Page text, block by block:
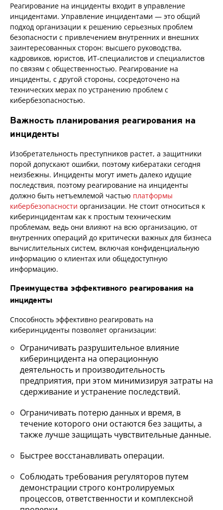
Реагирование на инциденты входит в управление
инцидентами. Управление инцидентами — это общий
подход организации к решению серьезных проблем
безопасности с привлечением внутренних и внешних
заинтересованных сторон: высшего руководства,
кадровиков, юристов, ИТ-специалистов и специалистов
по связям с общественностью. Реагирование на
инциденты, с другой стороны, сосредоточено на
технических мерах по устранению проблем с
кибербезопасностью.
Важность планирования реагирования на
инциденты
Изобретательность преступников растет, а защитники
порой допускают ошибки, поэтому кибератаки сегодня
неизбежны. Инциденты могут иметь далеко идущие
последствия, поэтому реагирование на инциденты
должно быть нетъемлемой частью платформы
кибербезопасности организации. Не стоит относиться к
киберинцидентам как к простым техническим
проблемам, ведь они влияют на всю организацию, от
внутренних операций до критически важных для бизнеса
вычислительных систем, включая конфиденциальную
информацию о клиентах или общедоступную
информацию.
Преимущества эффективного реагирования на
инциденты
Способность эффективно реагировать на
киберинциденты позволяет организации:
Ограничивать разрушительное влияние
киберинцидента на операционную
деятельность и производительность
предприятия, при этом минимизируя затраты на
сдерживание и устранение последствий.
Ограничивать потерю данных и время, в
течение которого они остаются без защиты, а
также лучше защищать чувствительные данные.
Быстрее восстанавливать операции.
Соблюдать требования регуляторов путем
демонстрации строго контролируемых
процессов, ответственности и комплексной